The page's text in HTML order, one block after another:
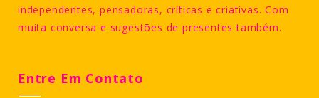
independentes, pensadoras, críticas e criativas. Com
muita conversa e sugestões de presentes também.
Entre Em Contato